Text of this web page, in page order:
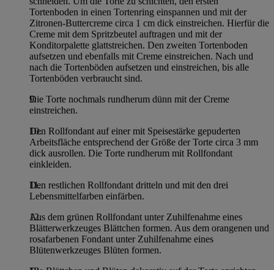
Tortenboden in einen Tortenring einspannen und mit der
Zitronen-Buttercreme circa 1 cm dick einstreichen. Hierfür die
Creme mit dem Spritzbeutel auftragen und mit der
Konditorpalette glattstreichen. Den zweiten Tortenboden
aufsetzen und ebenfalls mit Creme einstreichen. Nach und
nach die Tortenböden aufsetzen und einstreichen, bis alle
Tortenböden verbraucht sind.
Die Torte nochmals rundherum dünn mit der Creme
einstreichen.
Den Rollfondant auf einer mit Speisestärke gepuderten
Arbeitsfläche entsprechend der Größe der Torte circa 3 mm
dick ausrollen. Die Torte rundherum mit Rollfondant
einkleiden.
Den restlichen Rollfondant dritteln und mit den drei
Lebensmittelfarben einfärben.
Aus dem grünen Rollfondant unter Zuhilfenahme eines
Blätterwerkzeuges Blättchen formen. Aus dem orangenen und
rosafarbenen Fondant unter Zuhilfenahme eines
Blütenwerkzeuges Blüten formen.